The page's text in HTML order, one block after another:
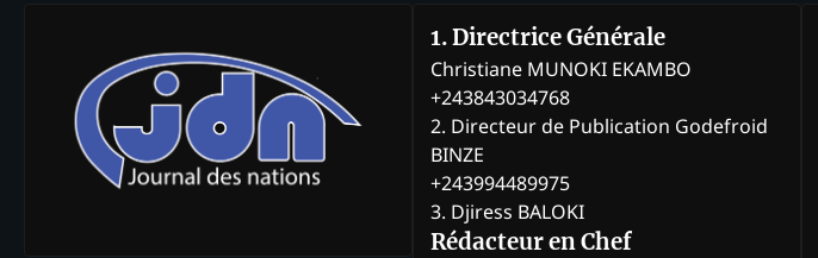
1. Directrice Générale
Christiane MUNOKI EKAMBO
+243843034768
2. Directeur de Publication Godefroid
BINZE
+243994489975
3. Djiress BALOKI
Rédacteur en Chef